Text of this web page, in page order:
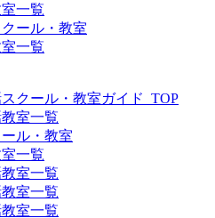
一覧
ール・教室
一覧
クール・教室ガイド_TOP
室一覧
ル・教室
一覧
室一覧
室一覧
室一覧